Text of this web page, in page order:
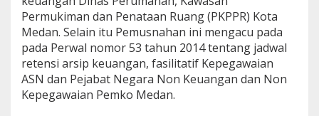
b
r
u
s
i
a
d
Permukiman dan Penataan Ruang (PKPPR) Kota
Medan. Selain itu Pemusnahan ini mengacu pada
pada Perwal nomor 53 tahun 2014 tentang jadwal
retensi arsip keuangan, fasilitatif Kepegawaian
ASN dan Pejabat Negara Non Keuangan dan Non
Kepegawaian Pemko Medan.